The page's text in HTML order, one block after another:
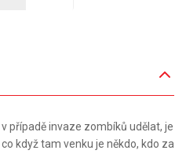
případě invaze zombíků udělat, je
když tam venku je někdo, kdo za